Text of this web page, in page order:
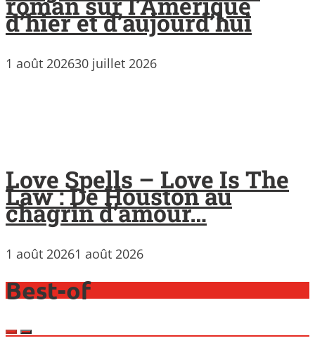
d’hier et d’aujourd’hui
1 août 202630 juillet 2026
Love Spells – Love Is The
Law : De Houston au
chagrin d’amour…
1 août 20261 août 2026
Best-of